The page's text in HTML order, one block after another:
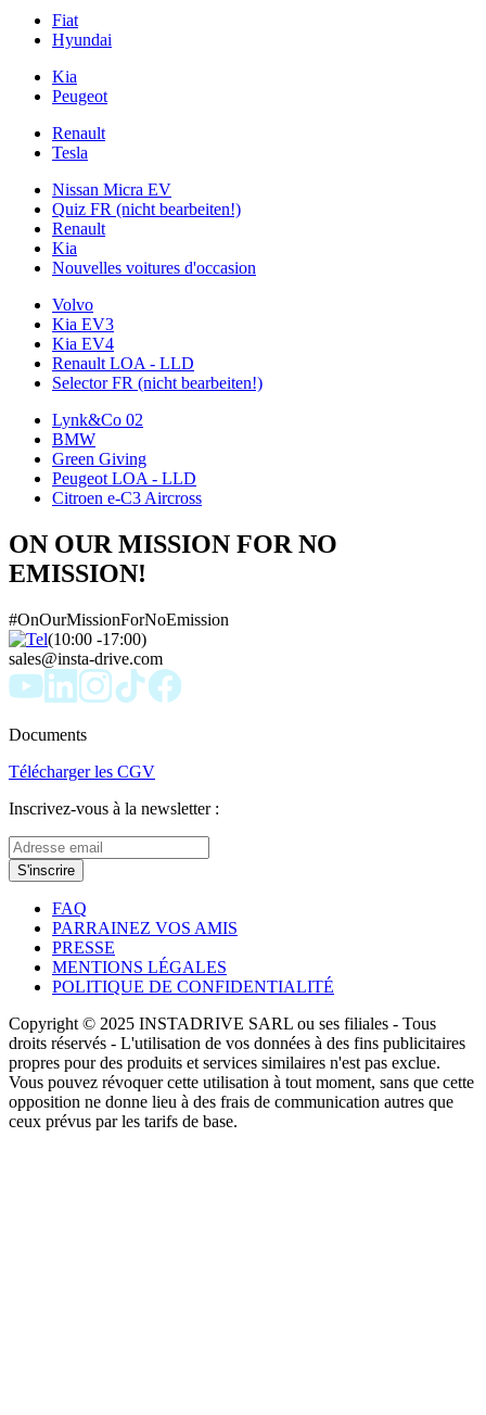
Fiat
Hyundai
Kia
Peugeot
Renault
Tesla
Nissan Micra EV
Quiz FR (nicht bearbeiten!)
Renault
Kia
Nouvelles voitures d'occasion
Volvo
Kia EV3
Kia EV4
Renault LOA - LLD
Selector FR (nicht bearbeiten!)
Lynk&Co 02
BMW
Green Giving
Peugeot LOA - LLD
Citroen e-C3 Aircross
ON OUR MISSION FOR NO
EMISSION!
#OnOurMissionForNoEmission
(10:00 -17:00)
sales@insta-drive.com
Documents
Télécharger les CGV
Inscrivez-vous à la newsletter :
S'inscrire
FAQ
PARRAINEZ VOS AMIS
PRESSE
MENTIONS LÉGALES
POLITIQUE DE CONFIDENTIALITÉ
Copyright © 2025 INSTADRIVE SARL ou ses filiales - Tous
droits réservés - L'utilisation de vos données à des fins publicitaires
propres pour des produits et services similaires n'est pas exclue.
Vous pouvez révoquer cette utilisation à tout moment, sans que cette
opposition ne donne lieu à des frais de communication autres que
ceux prévus par les tarifs de base.